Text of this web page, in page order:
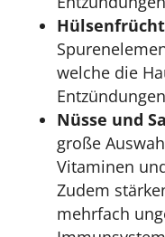
welche die
Nüsse und
große
Vitaminen
Zudem
mehrfach